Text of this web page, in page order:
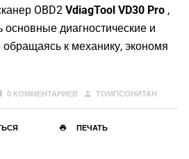
OBD2 VdiagTool VD30 Pro ,
диагностические и
к механику, экономя
0 КОММЕНТАРИЕВ ТОМПСОНИТАН
ПЕЧАТЬ